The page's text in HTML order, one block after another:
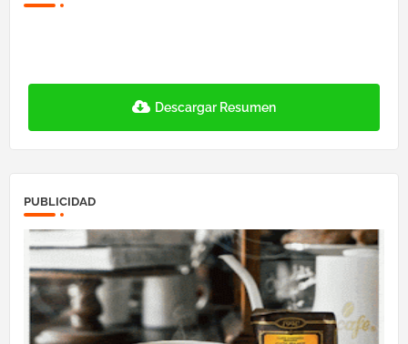
Descargar Resumen
PUBLICIDAD